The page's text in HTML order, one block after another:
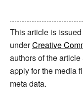
This article is
underCreative
authors of the
apply for the media
meta data.